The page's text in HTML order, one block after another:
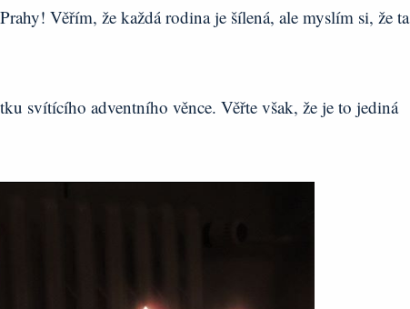
Věřím, že každá rodina je šílená, ale myslím si, že ta
svítícího adventního věnce. Věřte však, že je to jediná